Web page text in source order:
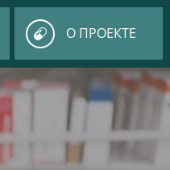
О ПРОЕКТЕ